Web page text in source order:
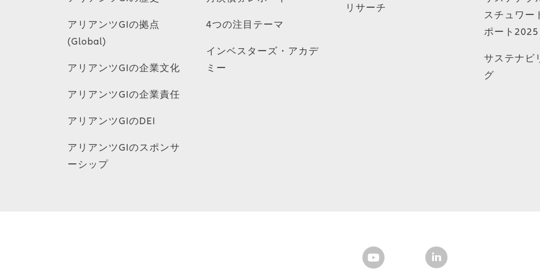
アリアンツGIの拠点
(Global)
アリアンツGIの企業文化
アリアンツGIの企業責任
アリアンツGIのDEI
アリアンツGIのスポンサ
ーシップ
4つの注目テーマ
インベスターズ・アカデ
ミー
リサーチ
スチュワー
ポート2025
サステナビ
グ